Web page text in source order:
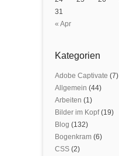
« Apr
31
Kategorien
Adobe Captivate (7)
Allgemein (44)
Arbeiten (1)
Bilder im Kopf(19)
Blog (132)
Bogenkram (6)
CSS (2)